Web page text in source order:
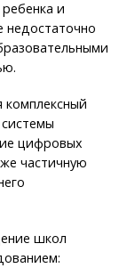
и
недостаточно
комплексный
цифровых
частичную
школ